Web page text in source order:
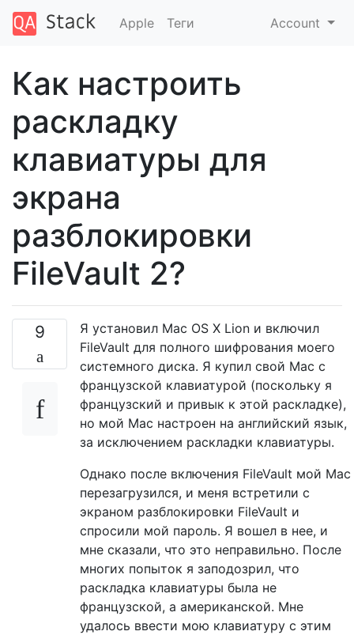
Apple Теги Account
Как настроить
раскладку
клавиатуры для
экрана
разблокировки
FileVault 2?
9
Я установил Mac OS X Lion и включил
FileVault для полного шифрования моего
системного диска. Я купил свой Mac с
французской клавиатурой (поскольку я
французский и привык к этой раскладке),
но мой Mac настроен на английский язык,
за исключением раскладки клавиатуры.
Однако после включения FileVault мой Mac
перезагрузился, и меня встретили с
экраном разблокировки FileVault и
спросили мой пароль. Я вошел в нее, и
мне сказали, что это неправильно. После
многих попыток я заподозрил, что
раскладка клавиатуры была не
французской, а американской. Мне
удалось ввести мою клавиатуру с этим